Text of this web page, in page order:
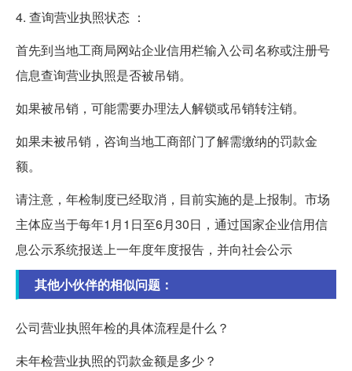
4. 查询营业执照状态 ：
首先到当地工商局网站企业信用栏输入公司名称或注册号
信息查询营业执照是否被吊销。
如果被吊销，可能需要办理法人解锁或吊销转注销。
如果未被吊销，咨询当地工商部门了解需缴纳的罚款金
额。
请注意，年检制度已经取消，目前实施的是上报制。市场
主体应当于每年1月1日至6月30日，通过国家企业信用信
息公示系统报送上一年度年度报告，并向社会公示
其他小伙伴的相似问题：
公司营业执照年检的具体流程是什么？
未年检营业执照的罚款金额是多少？